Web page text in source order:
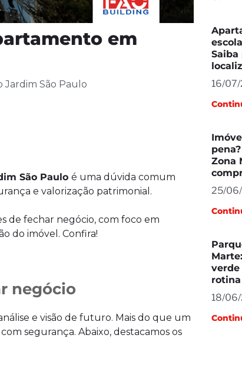
em
São Paulo
São Paulo é uma dúvida comum
e valorização patrimonial.
de fechar negócio, com foco em
do imóvel. Confira!
negócio
e visão de futuro. Mais do que um
segurança. Abaixo, destacamos os
Saiba
16/
Zona
25/
verde
18/